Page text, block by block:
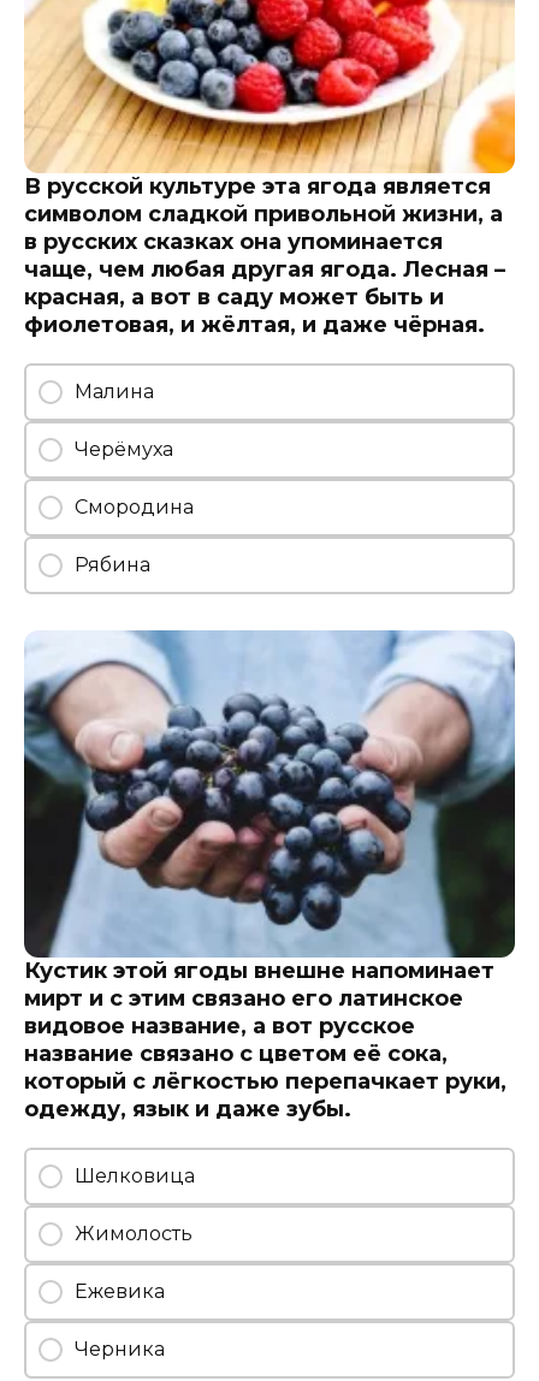
В русской культуре эта ягода является
символом сладкой привольной жизни, а
в русских сказках она упоминается
чаще, чем любая другая ягода. Лесная –
красная, а вот в саду может быть и
фиолетовая, и жёлтая, и даже чёрная.
Малина
Черёмуха
Смородина
Рябина
Кустик этой ягоды внешне напоминает
мирт и с этим связано его латинское
видовое название, а вот русское
название связано с цветом её сока,
который с лёгкостью перепачкает руки,
одежду, язык и даже зубы.
Шелковица
Жимолость
Ежевика
Черника